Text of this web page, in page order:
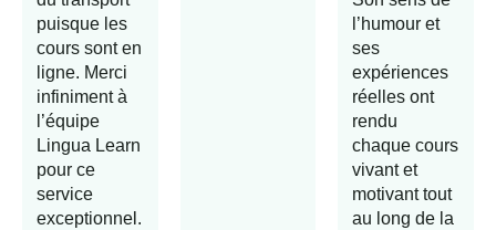
puisque les
cours sont en
ligne. Merci
infiniment à
l’équipe
Lingua Learn
pour ce
service
exceptionnel.
l’humour et
ses
expériences
réelles ont
rendu
chaque cours
vivant et
motivant tout
au long de la